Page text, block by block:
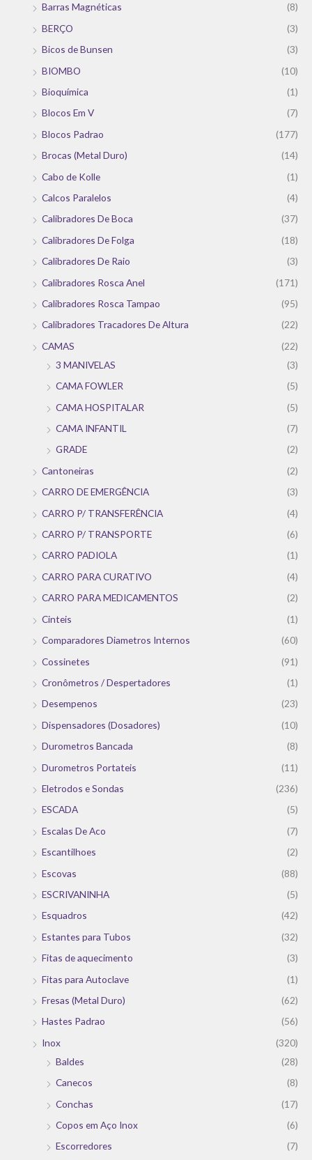
Barras Magnéticas
(8)
BERÇO
(3)
Bicos de Bunsen
(3)
BIOMBO
(10)
Bioquímica
(1)
Blocos Em V
(7)
Blocos Padrao
(177)
Brocas (Metal Duro)
(14)
Cabo de Kolle
(1)
Calcos Paralelos
(4)
Calibradores De Boca
(37)
Calibradores De Folga
(18)
Calibradores De Raio
(3)
Calibradores Rosca Anel
(171)
Calibradores Rosca Tampao
(95)
Calibradores Tracadores De Altura
(22)
CAMAS
(22)
3 MANIVELAS
(3)
CAMA FOWLER
(5)
CAMA HOSPITALAR
(5)
CAMA INFANTIL
(7)
GRADE
(2)
Cantoneiras
(2)
CARRO DE EMERGÊNCIA
(3)
CARRO P/ TRANSFERÊNCIA
(4)
CARRO P/ TRANSPORTE
(6)
CARRO PADIOLA
(1)
CARRO PARA CURATIVO
(4)
CARRO PARA MEDICAMENTOS
(2)
Cinteis
(1)
Comparadores Diametros Internos
(60)
Cossinetes
(91)
Cronômetros / Despertadores
(1)
Desempenos
(23)
Dispensadores (Dosadores)
(10)
Durometros Bancada
(8)
Durometros Portateis
(11)
Eletrodos e Sondas
(236)
ESCADA
(5)
Escalas De Aco
(7)
Escantilhoes
(2)
Escovas
(88)
ESCRIVANINHA
(5)
Esquadros
(42)
Estantes para Tubos
(32)
Fitas de aquecimento
(3)
Fitas para Autoclave
(1)
Fresas (Metal Duro)
(62)
Hastes Padrao
(56)
Inox
(320)
Baldes
(28)
Canecos
(8)
Conchas
(17)
Copos em Aço Inox
(6)
Escorredores
(7)